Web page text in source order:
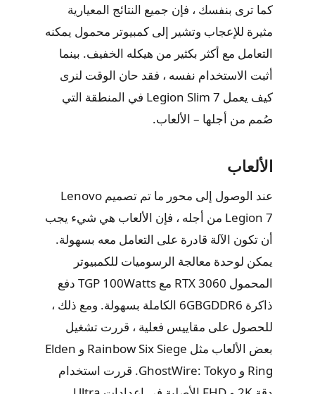
كما ترى بنفسك ، فإن جميع النتائج المعيارية
مثيرة للإعجاب وتشير إلى كمبيوتر محمول يمكنه
التعامل مع أكثر بكثير من هيكله الخفيف. بينما
أثبت الاستخدام نفسه ، فقد حان الوقت لنرى
كيف يعمل Legion Slim 7 في المنطقة التي
صُمم من أجلها – الألعاب.
الألعاب
عند الوصول إلى محور ما تم تصميم Lenovo
Legion 7 من أجله ، فإن الألعاب هي شيء يجب
أن تكون الآلة قادرة على التعامل معه بسهولة.
يمكن لوحدة معالجة الرسوميات للكمبيوتر
المحمول RTX 3060 مع TGP 100Watts دفع
ذاكرة 6GBGDDR6 الكاملة بسهولة. ومع ذلك ،
للحصول على مقاييس فعلية ، قررت تشغيل
بعض الألعاب مثل Rainbow Six Siege و Elden
Ring و GhostWire: Tokyo. قررت استخدام